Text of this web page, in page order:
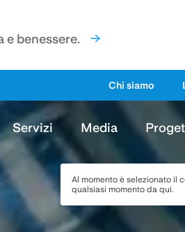
e benessere.
Chi siamo
Servizi Media
Al momento è selezionato il
qualsiasi momento da qui.